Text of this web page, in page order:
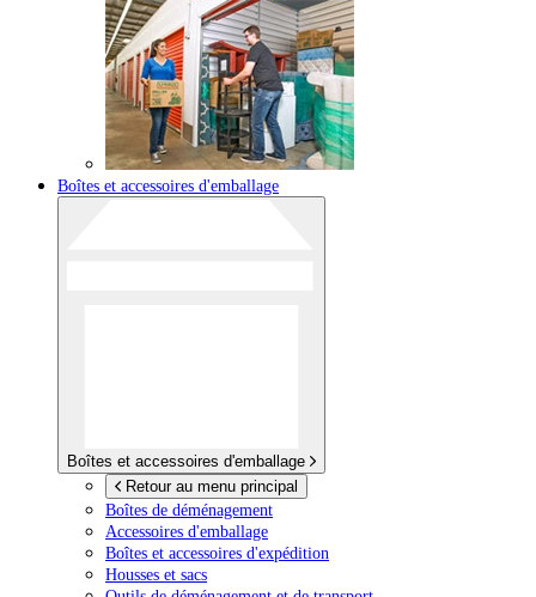
Boîtes et accessoires d'emballage
Boîtes et accessoires d'emballage
Retour au menu principal
Boîtes de déménagement
Accessoires d'emballage
Boîtes et accessoires d'expédition
Housses et sacs